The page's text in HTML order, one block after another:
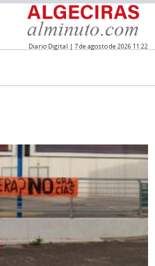
Diario Digital | 7 de agosto de 2026 11:22